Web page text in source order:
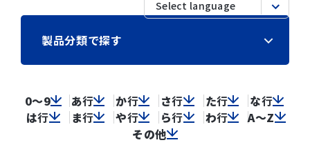
製品分類で探す
0～9 あ行 か行 さ行 た行 な行
は行 ま行 や行 ら行 わ行
A～Z
その他